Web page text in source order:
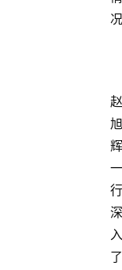
况
赵
旭
辉
一
行
深
入
了